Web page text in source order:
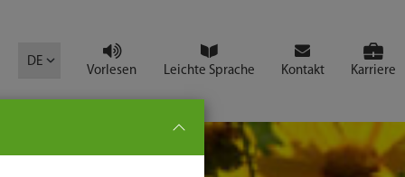
DE
Vorlesen Leichte Sprache Kontakt Karriere